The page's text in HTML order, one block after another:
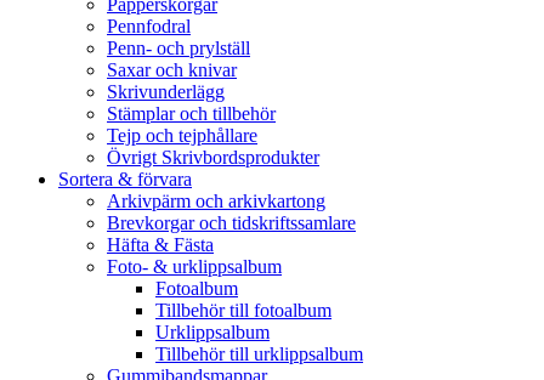
Papperskorgar
Pennfodral
Penn- och prylställ
Saxar och knivar
Skrivunderlägg
Stämplar och tillbehör
Tejp och tejphållare
Övrigt Skrivbordsprodukter
Sortera & förvara
Arkivpärm och arkivkartong
Brevkorgar och tidskriftssamlare
Häfta & Fästa
Foto- & urklippsalbum
Fotoalbum
Tillbehör till fotoalbum
Urklippsalbum
Tillbehör till urklippsalbum
Gummibandsmappar